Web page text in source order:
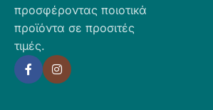
προσφέροντας ποιοτικά
προϊόντα σε προσιτές
τιμές.